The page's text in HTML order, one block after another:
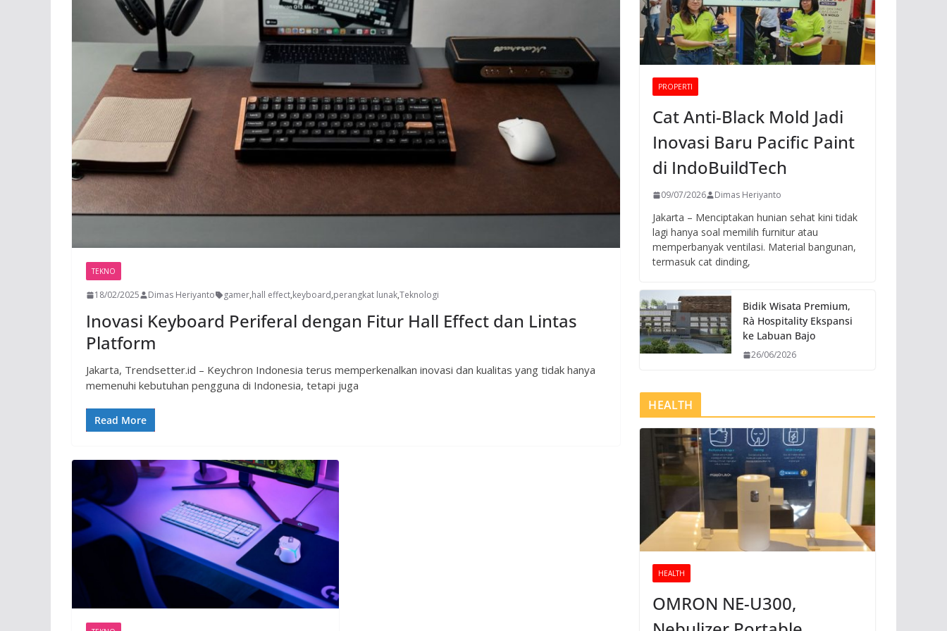
TEKNO
18/02/2025 Dimas Heriyanto gamer,hall effect,keyboard,perangkat lunak,Teknologi
Inovasi Keyboard Periferal dengan Fitur Hall Effect dan Lintas
Platform
Jakarta, Trendsetter.id – Keychron Indonesia terus memperkenalkan inovasi dan kualitas yang tidak hanya
memenuhi kebutuhan pengguna di Indonesia, tetapi juga
Read More
PROPERTI
Cat Anti-Black Mold Jadi
Inovasi Baru Pacific Paint
di IndoBuildTech
09/07/2026 Dimas Heriyanto
Jakarta – Menciptakan hunian sehat kini tidak
lagi hanya soal memilih furnitur atau
memperbanyak ventilasi. Material bangunan,
termasuk cat dinding,
Bidik Wisata Premium,
Rà Hospitality Ekspansi
ke Labuan Bajo
26/06/2026
HEALTH
HEALTH
OMRON NE-U300,